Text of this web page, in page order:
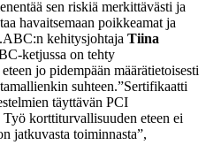
sen riskiä merkittävästi ja
havaitsemaan poikkeamat ja
ABC:n kehitysjohtaja Tiina
ketjussa on tehty
jo pidempään määrätietoisesti
suhteen.”Sertifikaatti
täyttävän PCI
korttiturvallisuuden eteen ei
jatkuvasta toiminnasta”,